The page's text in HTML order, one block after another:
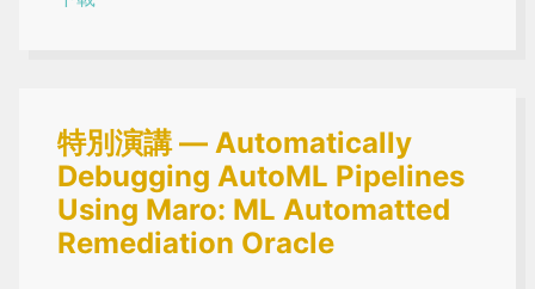
特別演講 — Automatically
Debugging AutoML Pipelines
Using Maro: ML Automatted
Remediation Oracle